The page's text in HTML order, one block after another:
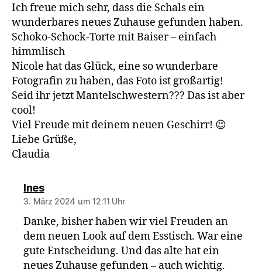
Ich freue mich sehr, dass die Schals ein
wunderbares neues Zuhause gefunden haben.
Schoko-Schock-Torte mit Baiser – einfach
himmlisch
Nicole hat das Glück, eine so wunderbare
Fotografin zu haben, das Foto ist großartig!
Seid ihr jetzt Mantelschwestern??? Das ist aber
cool!
Viel Freude mit deinem neuen Geschirr! 😉
Liebe Grüße,
Claudia
Inessagt:
3. März 2024 um 12:11 Uhr
Danke, bisher haben wir viel Freuden an
dem neuen Look auf dem Esstisch. War eine
gute Entscheidung. Und das alte hat ein
neues Zuhause gefunden – auch wichtig.